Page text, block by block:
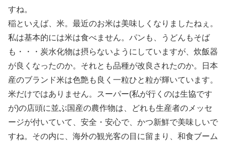
すね。
稲といえば、米。最近のお米は美味しくなりましたねぇ。
私は基本的には米は食べません。パンも、うどんもそば
も・・・炭水化物は摂らないようにしていますが、炊飯器
が良くなったのか。それとも品種が改良されたのか。日本
産のブランド米は色艶も良く一粒ひと粒が輝いています。
米だけではありません。スーパー(私が行くのは生協です
が)の店頭に並ぶ国産の農作物は、どれも生産者のメッセ
ージが付いていて、安全・安心で、かつ新鮮で美味しいで
すね。その内に、海外の観光客の目に留まり、和食ブーム